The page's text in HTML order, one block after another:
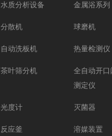
水质分析设备 金属浴系列
分散机 球磨机
自动洗板机 热量检测仪
茶叶筛分机
全自动开口
测定仪
光度计 灭菌器
反应釜 溶媒装置